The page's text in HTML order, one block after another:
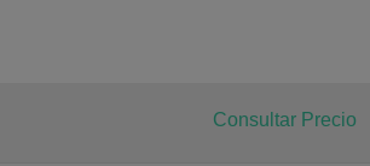
Consultar Precio